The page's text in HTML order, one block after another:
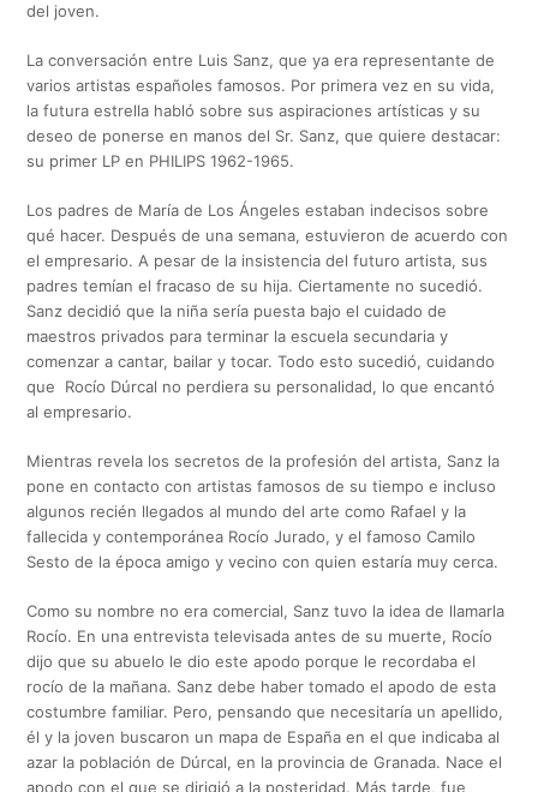
del joven.
La conversación entre Luis Sanz, que ya era representante de
varios artistas españoles famosos. Por primera vez en su vida,
la futura estrella habló sobre sus aspiraciones artísticas y su
deseo de ponerse en manos del Sr. Sanz, que quiere destacar:
su primer LP en PHILIPS 1962-1965.
Los padres de María de Los Ángeles estaban indecisos sobre
qué hacer. Después de una semana, estuvieron de acuerdo con
el empresario. A pesar de la insistencia del futuro artista, sus
padres temían el fracaso de su hija. Ciertamente no sucedió.
Sanz decidió que la niña sería puesta bajo el cuidado de
maestros privados para terminar la escuela secundaria y
comenzar a cantar, bailar y tocar. Todo esto sucedió, cuidando
que Rocío Dúrcal no perdiera su personalidad, lo que encantó
al empresario.
Mientras revela los secretos de la profesión del artista, Sanz la
pone en contacto con artistas famosos de su tiempo e incluso
algunos recién llegados al mundo del arte como Rafael y la
fallecida y contemporánea Rocío Jurado, y el famoso Camilo
Sesto de la época amigo y vecino con quien estaría muy cerca.
Como su nombre no era comercial, Sanz tuvo la idea de llamarla
Rocío. En una entrevista televisada antes de su muerte, Rocío
dijo que su abuelo le dio este apodo porque le recordaba el
rocío de la mañana. Sanz debe haber tomado el apodo de esta
costumbre familiar. Pero, pensando que necesitaría un apellido,
él y la joven buscaron un mapa de España en el que indicaba al
azar la población de Dúrcal, en la provincia de Granada. Nace el
apodo con el que se dirigió a la posteridad. Más tarde, fue